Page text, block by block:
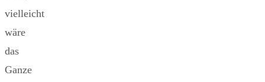
vielleicht
wäre
das
Ganze